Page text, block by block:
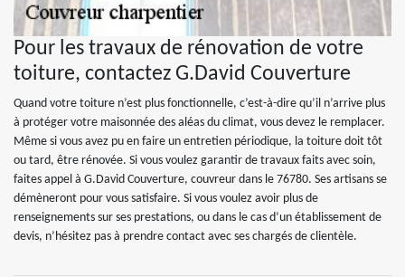
Pour les travaux de rénovation de votre
toiture, contactez G.David Couverture
Quand votre toiture n’est plus fonctionnelle, c’est-à-dire qu’il n’arrive plus
à protéger votre maisonnée des aléas du climat, vous devez le remplacer.
Même si vous avez pu en faire un entretien périodique, la toiture doit tôt
ou tard, être rénovée. Si vous voulez garantir de travaux faits avec soin,
faites appel à G.David Couverture, couvreur dans le 76780. Ses artisans se
démèneront pour vous satisfaire. Si vous voulez avoir plus de
renseignements sur ses prestations, ou dans le cas d’un établissement de
devis, n’hésitez pas à prendre contact avec ses chargés de clientèle.